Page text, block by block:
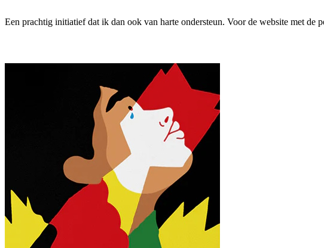
Een prachtig initiatief dat ik dan ook van harte ondersteun. Voor de website met de